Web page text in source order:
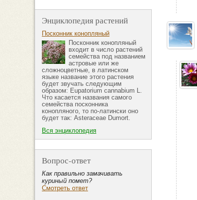
Энциклопедия растений
Посконник конопляный
Посконник конопляный
входит в число растений
семейства под названием
астровые или же
сложноцветные, в латинском
языке название этого растения
будет звучать следующим
образом: Eupatorium cannabium L.
Что касается названия самого
семейства посконника
конопляного, то по-латински оно
будет так: Asteraceae Dumort.
Вся энциклопедия
Вопрос-ответ
Как правильно замачивать
куриный помет?
Смотреть ответ